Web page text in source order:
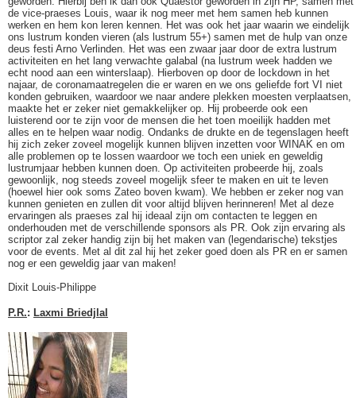
de vice-praeses Louis, waar ik nog meer met hem samen heb kunnen
werken en hem kon leren kennen. Het was ook het jaar waarin we eindelijk
ons lustrum konden vieren (als lustrum 55+) samen met de hulp van onze
deus festi Arno Verlinden. Het was een zwaar jaar door de extra lustrum
activiteiten en het lang verwachte galabal (na lustrum week hadden we
echt nood aan een winterslaap). Hierboven op door de lockdown in het
najaar, de coronamaatregelen die er waren en we ons geliefde fort VI niet
konden gebruiken, waardoor we naar andere plekken moesten verplaatsen,
maakte het er zeker niet gemakkelijker op. Hij probeerde ook een
luisterend oor te zijn voor de mensen die het toen moeilijk hadden met
alles en te helpen waar nodig. Ondanks de drukte en de tegenslagen heeft
hij zich zeker zoveel mogelijk kunnen blijven inzetten voor WINAK en om
alle problemen op te lossen waardoor we toch een uniek en geweldig
lustrumjaar hebben kunnen doen. Op activiteiten probeerde hij, zoals
gewoonlijk, nog steeds zoveel mogelijk sfeer te maken en uit te leven
(hoewel hier ook soms Zateo boven kwam). We hebben er zeker nog van
kunnen genieten en zullen dit voor altijd blijven herinneren! Met al deze
ervaringen als praeses zal hij ideaal zijn om contacten te leggen en
onderhouden met de verschillende sponsors als PR. Ook zijn ervaring als
scriptor zal zeker handig zijn bij het maken van (legendarische) tekstjes
voor de events. Met al dit zal hij het zeker goed doen als PR en er samen
nog er een geweldig jaar van maken!
Dixit Louis-Philippe
P.R.: Laxmi Briedjlal